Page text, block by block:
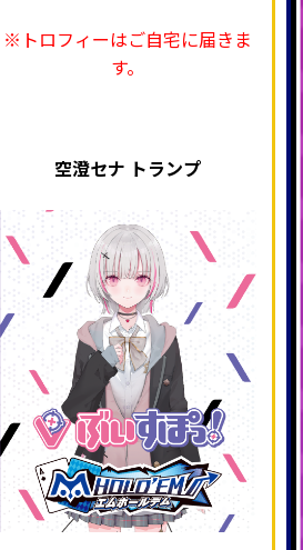
※トロフィーはご自宅に届きま
す。
空澄セナ トランプ